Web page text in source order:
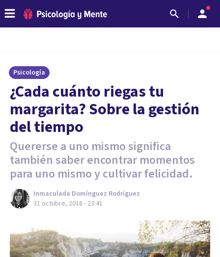
Psicología
¿Cada cuánto riegas tu
margarita? Sobre la gestión
del tiempo
Quererse a uno mismo significa
también saber encontrar momentos
para uno mismo y cultivar felicidad.
Inmaculada Domínguez Rodríguez
31 octubre, 2018 - 23:41